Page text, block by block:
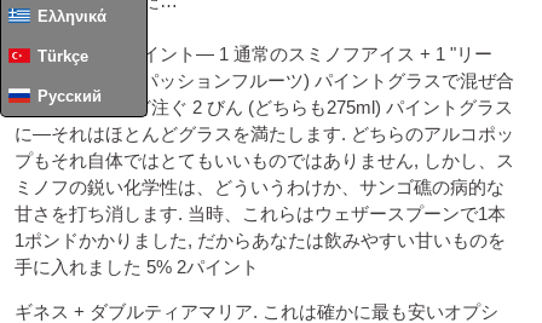
Ελληνικά
Türkçe
Русский
アルコポップパイント— 1 通常のスミノフアイス + 1 "リー
フ" (オレンジとパッションフルーツ) パイントグラスで混ぜ合
わせる. ちょうど注ぐ 2 びん (どちらも275ml) パイントグラス
に—それはほとんどグラスを満たします. どちらのアルコポッ
プもそれ自体ではとてもいいものではありません, しかし、ス
ミノフの鋭い化学性は、どういうわけか、サンゴ礁の病的な
甘さを打ち消します. 当時、これらはウェザースプーンで1本
1ポンドかかりました, だからあなたは飲みやすい甘いものを
手に入れました 5% 2パイント
ギネス + ダブルティアマリア. これは確かに最も安いオプシ